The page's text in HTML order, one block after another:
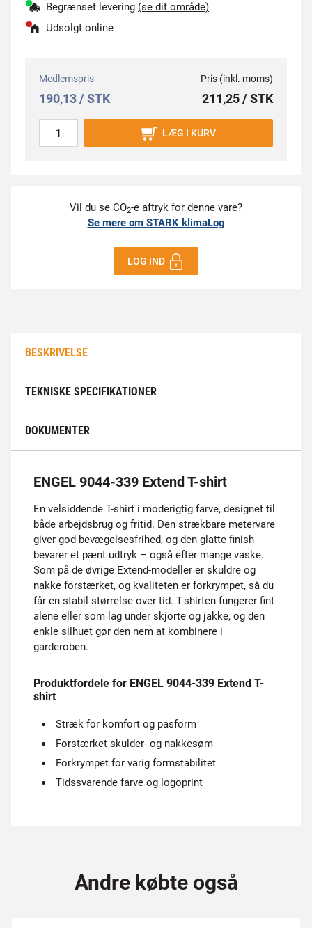
Begrænset levering (se dit område)
Udsolgt online
Medlemspris
190,13 / STK
Pris (inkl. moms)
211,25 / STK
LÆG I KURV
Vil du se CO2-e aftryk for denne vare?
Se mere om STARK klimaLog
LOG IND
BESKRIVELSE
TEKNISKE SPECIFIKATIONER
DOKUMENTER
ENGEL 9044-339 Extend T-shirt
En velsiddende T-shirt i moderigtig farve, designet til
både arbejdsbrug og fritid. Den strækbare metervare
giver god bevægelsesfrihed, og den glatte finish
bevarer et pænt udtryk – også efter mange vaske.
Som på de øvrige Extend-modeller er skuldre og
nakke forstærket, og kvaliteten er forkrympet, så du
får en stabil størrelse over tid. T-shirten fungerer fint
alene eller som lag under skjorte og jakke, og den
enkle silhuet gør den nem at kombinere i
garderoben.
Produktfordele for ENGEL 9044-339 Extend T-
shirt
Stræk for komfort og pasform
Forstærket skulder- og nakkesøm
Forkrympet for varig formstabilitet
Tidssvarende farve og logoprint
Andre købte også